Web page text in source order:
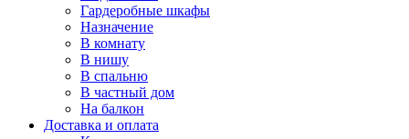
Гардеробные шкафы
Назначение
В комнату
В нишу
В спальню
В частный дом
На балкон
Доставка и оплата